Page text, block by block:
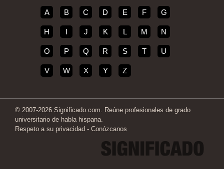
A B C D E F G
H J K L M N
O P Q R S T U
V W X Y Z
© 2007-2026 Significado.com. Reúne profesionales de grado
universitario de habla hispana.
Respeto a su privacidad - Conózcanos